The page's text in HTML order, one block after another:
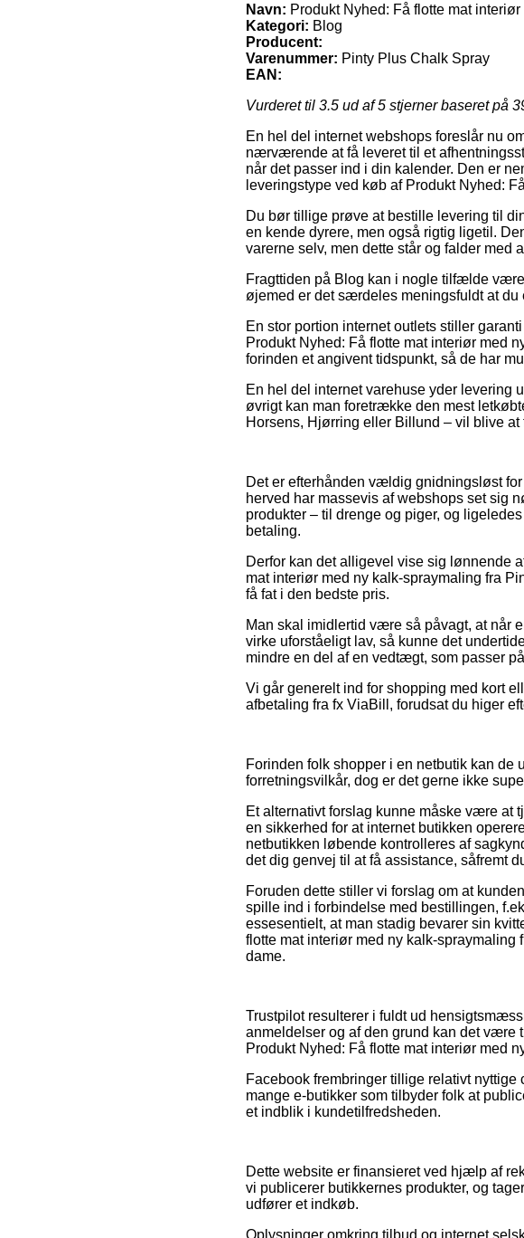
Navn: Produkt Nyhed: Få flotte mat
Kategori: Blog
Producent:
Varenummer: Pinty Plus Chalk Spray
EAN:
Vurderet til 3.5 ud af 5 stjerner baseret på
En hel del internet webshops foreslår nu
nærværende at få leveret til et
når det passer ind i din kalender. Den er
leveringstype ved køb af Produkt Nyhed:
Du bør tillige prøve at bestille levering til
en kende dyrere, men også rigtig ligetil.
varerne selv, men dette står og falder med
Fragttiden på Blog kan i nogle tilfælde
øjemed er det særdeles meningsfuldt at du
En stor portion internet outlets stiller
Produkt Nyhed: Få flotte mat interiør med
forinden et angivent tidspunkt, så de har
En hel del internet varehuse yder levering
øvrigt kan man foretrække den mest
Horsens, Hjørring eller Billund – vil blive
Det er efterhånden vældig gnidningsløst
herved har massevis af webshops set sig
produkter – til drenge og piger, og
betaling.
Derfor kan det alligevel vise sig lønnende
mat interiør med ny kalk-spraymaling fra
få fat i den bedste pris.
Man skal imidlertid være så påvagt, at når
virke uforståeligt lav, så kunne det
mindre en del af en vedtægt, som passer
Vi går generelt ind for shopping med kort
afbetaling fra fx ViaBill, forudsat du higer
Forinden folk shopper i en netbutik kan de
forretningsvilkår, dog er det gerne ikke
Et alternativt forslag kunne måske være
en sikkerhed for at internet butikken
netbutikken løbende kontrolleres af
det dig genvej til at få assistance, såfremt
Foruden dette stiller vi forslag om at
spille ind i forbindelse med bestillingen,
essesentielt, at man stadig bevarer sin
flotte mat interiør med ny kalk-
dame.
Trustpilot resulterer i fuldt ud
anmeldelser og af den grund kan det være
Produkt Nyhed: Få flotte mat interiør med
Facebook frembringer tillige relativt
mange e-butikker som tilbyder folk at
et indblik i kundetilfredsheden.
Dette website er finansieret ved hjælp af
vi publicerer butikkernes produkter, og
udfører et indkøb.
Oplysninger omkring tilbud og internet